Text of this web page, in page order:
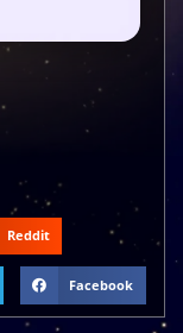
Reddit
Facebook